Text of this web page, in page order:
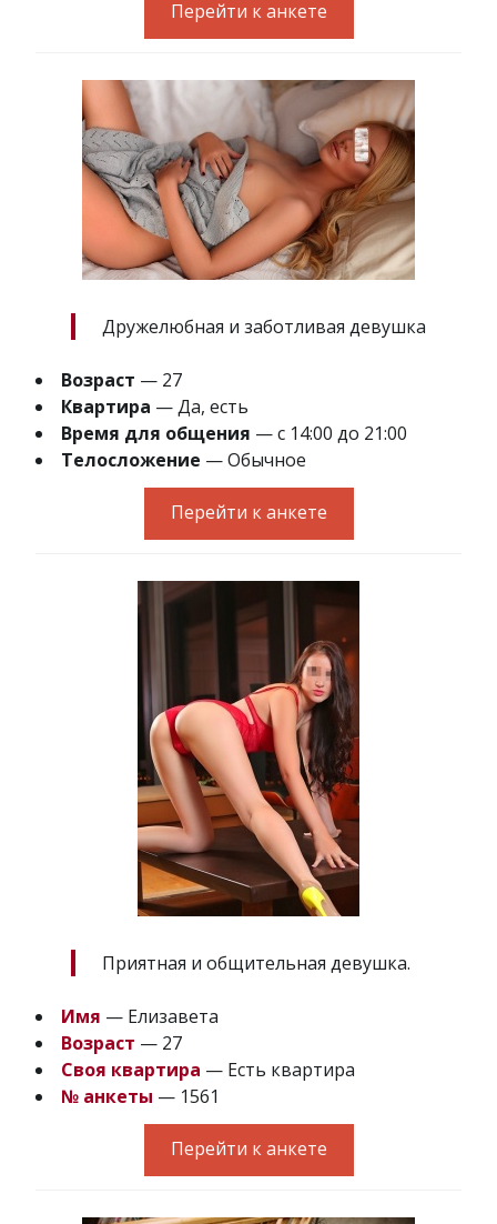
Перейти к анкете
Дружелюбная и заботливая девушка
Возраст — 27
Квартира — Да, есть
Время для общения — с 14:00 до 21:00
Телосложение — Обычное
Перейти к анкете
Приятная и общительная девушка.
Имя — Елизавета
Возраст — 27
Своя квартира — Есть квартира
№ анкеты — 1561
Перейти к анкете